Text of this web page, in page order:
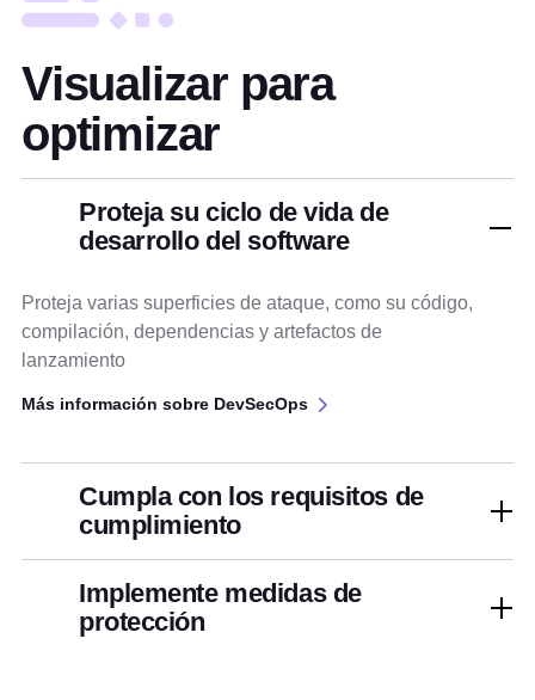
Visualizar para
optimizar
Proteja su ciclo de vida de
desarrollo del software
Proteja varias superficies de ataque, como su código,
compilación, dependencias y artefactos de
lanzamiento
Más información sobre DevSecOps
Cumpla con los requisitos de
cumplimiento
Implemente medidas de
protección